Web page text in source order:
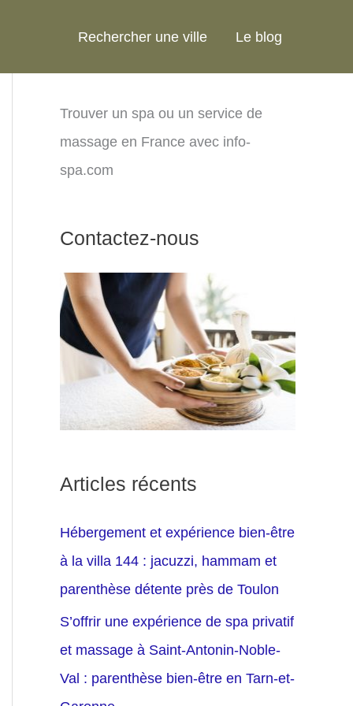
Rechercher une ville Le blog
Trouver un spa ou un service de
massage en France avec info-
spa.com
Contactez-nous
Articles récents
Hébergement et expérience bien-être
à la villa 144 : jacuzzi, hammam et
parenthèse détente près de Toulon
S’offrir une expérience de spa privatif
et massage à Saint-Antonin-Noble-
Val : parenthèse bien-être en Tarn-et-